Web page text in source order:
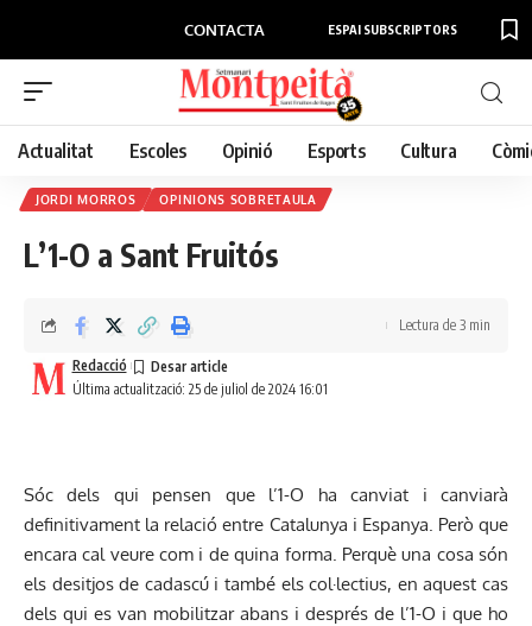
CONTACTA ESPAI SUBSCRIPTORS
Actualitat Escoles Opinió Esports Cultura
JORDI MORROS OPINIONS SOBRETAULA
L’1-O a Sant Fruitós
Última actualització: 25 de juliol de 2024 16:01
Redacció
Lectura de 3 min
Sóc dels qui pensen que l’1-O ha canviat i canviarà
definitivament la relació entre Catalunya i Espanya. Però que
encara cal veure com i de quina forma. Perquè una cosa són
els desitjos de cadascú i també els col·lectius, en aquest cas
dels qui es van mobilitzar abans i després de l’1-O i que ho